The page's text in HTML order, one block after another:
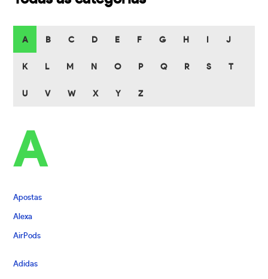
A B C D E F G H J
K L M N O P Q R S T
U V W X Y Z
A
Apostas
Alexa
AirPods
Adidas